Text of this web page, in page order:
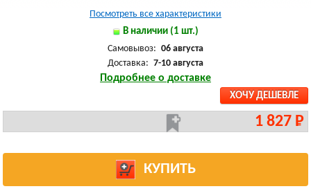
Посмотреть все характеристики
В наличии (1 шт.)
Самовывоз: 06 августа
Доставка: 7-10 августа
Подробнее о доставке
ХОЧУ ДЕШЕВЛЕ
1 827 Р
КУПИТЬ